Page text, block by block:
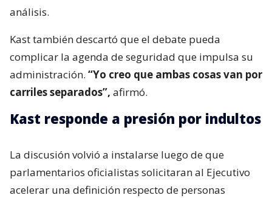
análisis.
Kast también descartó que el debate pueda
complicar la agenda de seguridad que impulsa su
administración. “Yo creo que ambas cosas van por
carriles separados”, afirmó.
Kast responde a presión por indultos
La discusión volvió a instalarse luego de que
parlamentarios oficialistas solicitaran al Ejecutivo
acelerar una definición respecto de personas